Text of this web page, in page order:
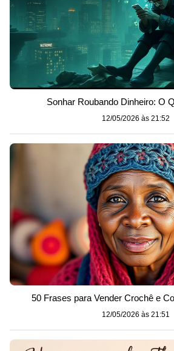
Sonhar Roubando Dinheiro: O
12/05/2026 às 21:52
50 Frases para Vender Crochê e
12/05/2026 às 21:51